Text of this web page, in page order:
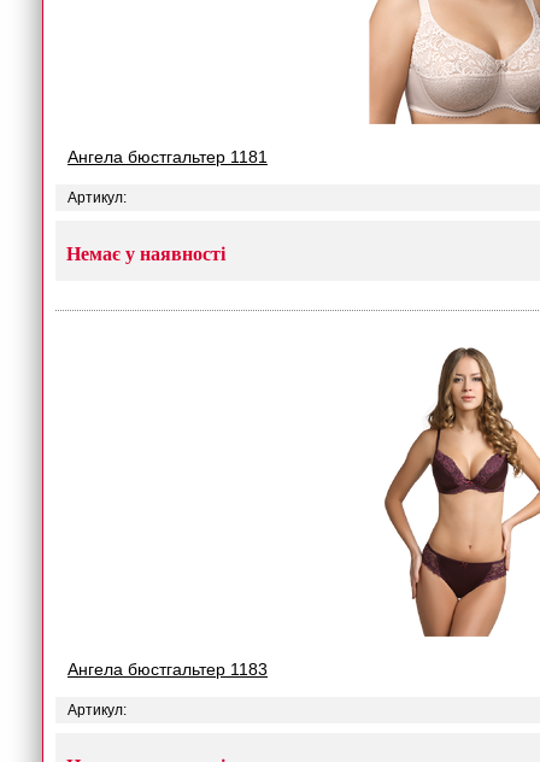
Ангела бюстгальтер 1181
Артикул:
Немає у наявності
Ангела бюстгальтер 1183
Артикул: